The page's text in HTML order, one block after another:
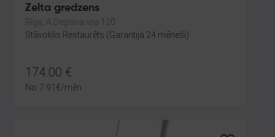
Zelta gredzens
Rīga, A.Deglava iela 120
Stāvoklis Restaurēts (Garantija 24 mēneši)
174.00 €
No 7.91 €/mēn.